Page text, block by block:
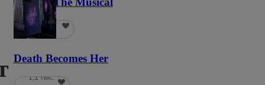
41,3 тыс.
Death Becomes Her
1,1 тыс.